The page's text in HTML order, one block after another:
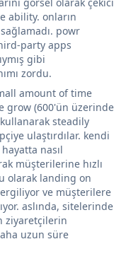
ability. onların
powr
party apps
gibi
zordu.
amount of time
grow (600'ün üzerinde
steadily
ulaştırdılar. kendi
nasıl
müşterilerine hızlı
olarak landing on
ve müşterilere
aslında, sitelerinde
ziyaretçilerin
uzun süre